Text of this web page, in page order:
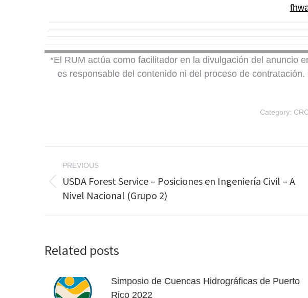
*El RUM actúa como facilitador en la divulgación del anuncio
es responsable del contenido ni del proceso de
Category:
Post
navigation
PREVIOUS
Previous
post:
USDA Forest Service – Posiciones en Ingeniería Civil – A
Nivel Nacional (Grupo 2)
Related posts
Simposio de Cuencas Hidrográficas de Puerto
Rico 2022